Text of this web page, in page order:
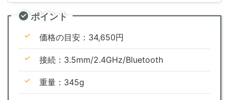
ポイント
価格の目安：34,650円
接続：3.5mm/2.4GHz/Bluetooth
重量：345g